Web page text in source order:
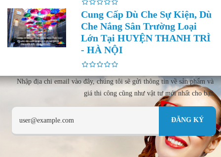
Cung Cấp Dù Che Sự Kiện, Dù
Che Nắng Sân Trường Loại
Lớn Tại HUYỆN THANH TRÌ
- HÀ NỘI
Nhập địa chi email vào đây, chúng tôi sẽ gửi thông tin về sản phẩm và
giá thi công cũng như vật tư mới nhất cho bạn